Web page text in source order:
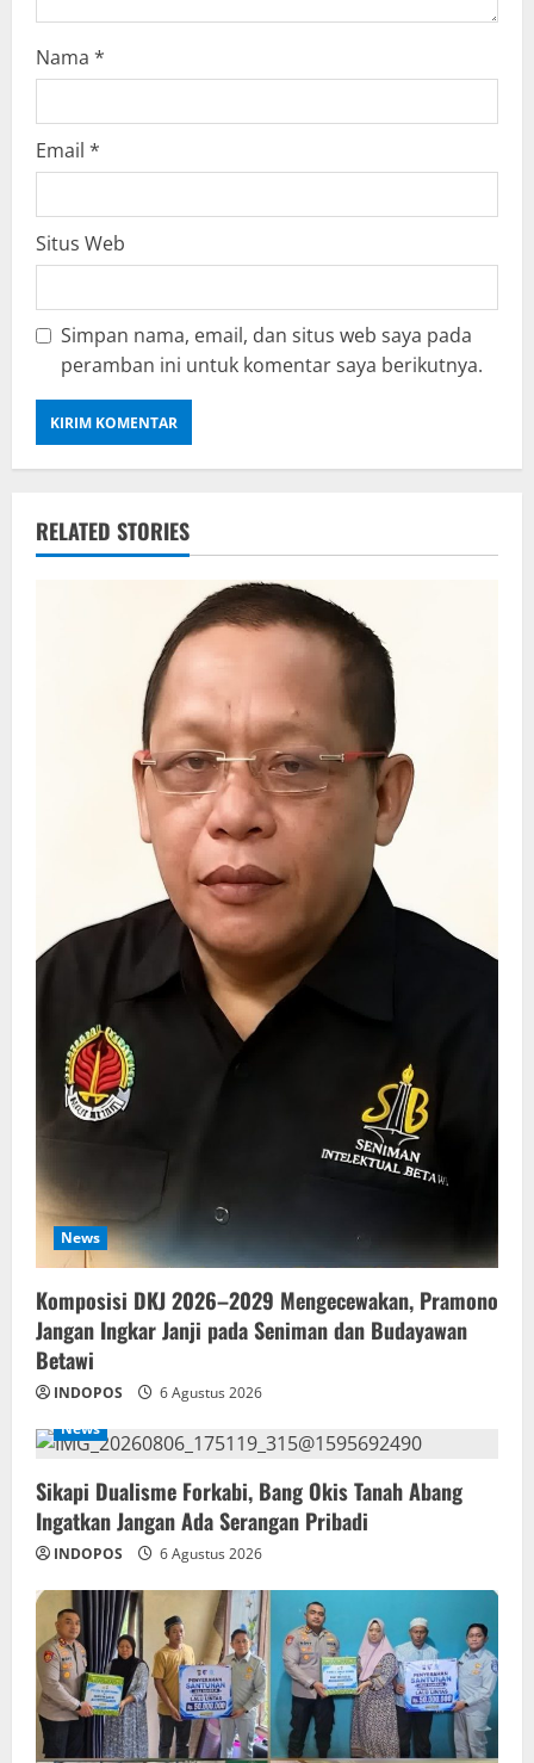
Nama *
Email *
Situs Web
Simpan nama, email, dan situs web saya pada
peramban ini untuk komentar saya berikutnya.
RELATED STORIES
News
Komposisi DKJ 2026–2029 Mengecewakan, Pramono
Jangan Ingkar Janji pada Seniman dan Budayawan
Betawi
INDOPOS
6 Agustus 2026
News
Sikapi Dualisme Forkabi, Bang Okis Tanah Abang
Ingatkan Jangan Ada Serangan Pribadi
INDOPOS 6 Agustus 2026